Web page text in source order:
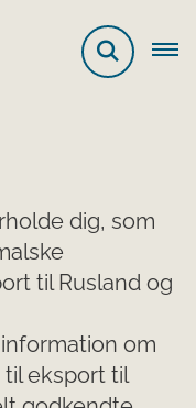
dig, som
til Rusland og
om
eksport til